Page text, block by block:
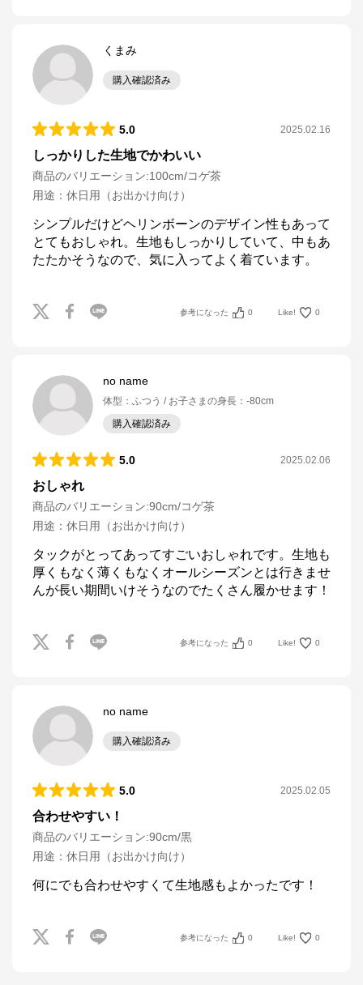
くまみ
購入確認済み
5.0 2025.02.16
しっかりした生地でかわいい
商品のバリエーション:100cm/コゲ茶
用途 ： 休日用（お出かけ向け）
シンプルだけどヘリンボーンのデザイン性もあって
とてもおしゃれ。生地もしっかりしていて、中もあ
たたかそうなので、気に入ってよく着ています。
参考になった 0 Like! 0
no name
体型 ： ふつう お子さまの身長 ： -80cm
購入確認済み
5.0 2025.02.06
おしゃれ
商品のバリエーション:90cm/コゲ茶
用途 ： 休日用（お出かけ向け）
タックがとってあってすごいおしゃれです。生地も
厚くもなく薄くもなくオールシーズンとは行きませ
んが長い期間いけそうなのでたくさん履かせます！
参考になった 0 Like! 0
no name
購入確認済み
5.0 2025.02.05
合わせやすい！
商品のバリエーション:90cm/黒
用途 ： 休日用（お出かけ向け）
何にでも合わせやすくて生地感もよかったです！
参考になった 0 Like! 0